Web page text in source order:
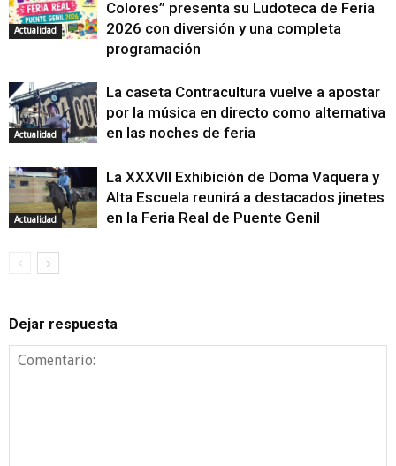
Actualidad
Colores” presenta su Ludoteca de Feria
2026 con diversión y una completa
programación
Actualidad
La caseta Contracultura vuelve a apostar
por la música en directo como alternativa
en las noches de feria
Actualidad
La XXXVII Exhibición de Doma Vaquera y
Alta Escuela reunirá a destacados jinetes
en la Feria Real de Puente Genil
Dejar respuesta